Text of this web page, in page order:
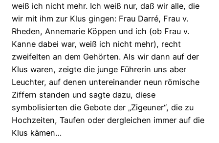
weiß ich nicht mehr. Ich weiß nur, daß wir alle, die
wir mit ihm zur Klus gingen: Frau Darré, Frau v.
Rheden, Annemarie Köppen und ich (ob Frau v.
Kanne dabei war, weiß ich nicht mehr), recht
zweifelten an dem Gehörten. Als wir dann auf der
Klus waren, zeigte die junge Führerin uns aber
Leuchter, auf denen untereinander neun römische
Ziffern standen und sagte dazu, diese
symbolisierten die Gebote der „Zigeuner“, die zu
Hochzeiten, Taufen oder dergleichen immer auf die
Klus kämen…